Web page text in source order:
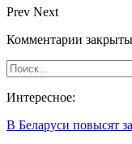
Prev Next
Комментарии
Интересное:
В Беларуси повысят